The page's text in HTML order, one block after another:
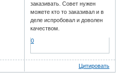
заказивать. Совет нужен
можете кто то заказивал и в
деле испробовал и доволен
качеством.
0
Цитировать